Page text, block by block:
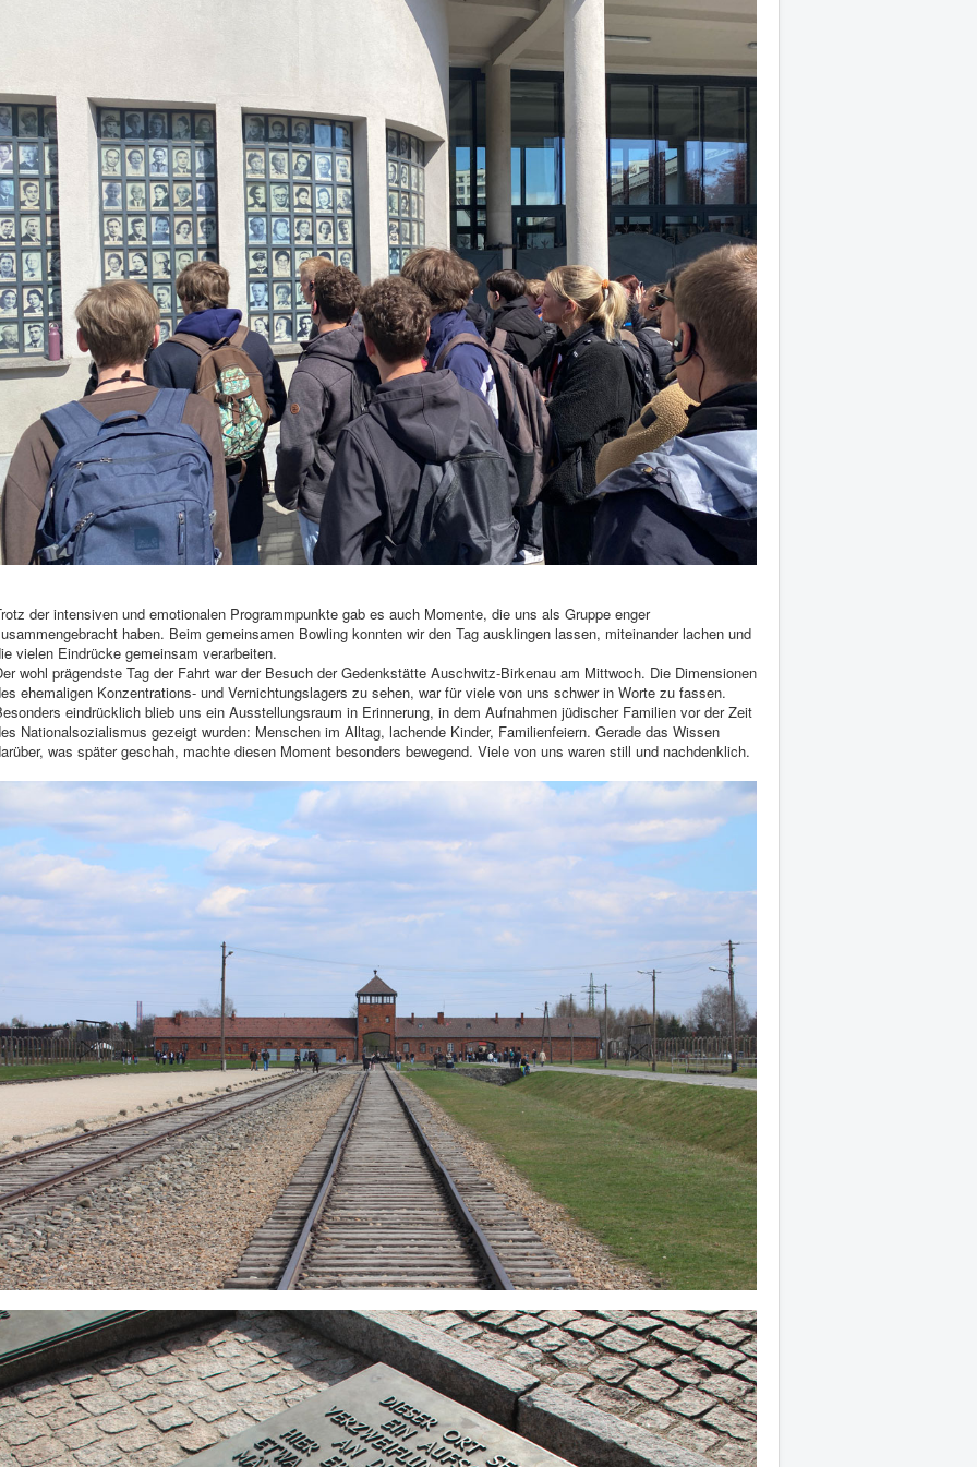
der intensiven und emotionalen Programmpunkte gab es auch Momente, die uns als Gruppe enger
haben. Beim gemeinsamen Bowling konnten wir den Tag ausklingen lassen, miteinander lachen und
vielen Eindrücke gemeinsam verarbeiten.
wohl prägendste Tag der Fahrt war der Besuch der Gedenkstätte Auschwitz-Birkenau am Mittwoch. Die Dimensionen
ehemaligen Konzentrations- und Vernichtungslagers zu sehen, war für viele von uns schwer in Worte zu fassen.
eindrücklich blieb uns ein Ausstellungsraum in Erinnerung, in dem Aufnahmen jüdischer Familien vor der Zeit
Nationalsozialismus gezeigt wurden: Menschen im Alltag, lachende Kinder, Familienfeiern. Gerade das Wissen
was später geschah, machte diesen Moment besonders bewegend. Viele von uns waren still und nachdenklich.